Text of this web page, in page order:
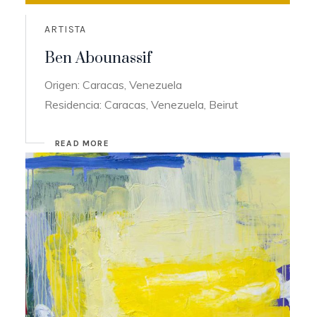
ARTISTA
Ben Abounassif
Origen: Caracas, Venezuela
Residencia: Caracas, Venezuela, Beirut
READ MORE